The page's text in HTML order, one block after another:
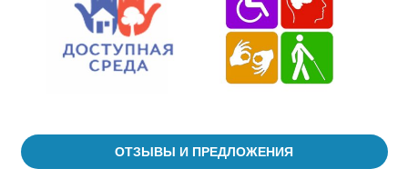
ОТЗЫВЫ И ПРЕДЛОЖЕНИЯ